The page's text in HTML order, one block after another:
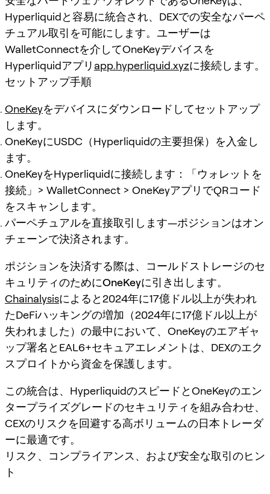
Hyperliquidと容易に統合され、DEXでの安全なパーペ
チュアル取引 を可能にします。ユーザーは
WalletConnectを介してOneKeyデバイスを
Hyperliquidアプリ app.hyperliquid.xyzに接続します。
セットアップ手順
OneKeyをデバイスにダウンロードしてセットアップ
します。
OneKeyにUSDC（Hyperliquidの主要担保）を入金し
ます。
OneKeyをHyperliquidに接続します：「ウォレットを
接続」> WalletConnect > OneKeyアプリでQRコード
をスキャンします。
パーペチュアルを直接取引します—ポジションはオン
チェーンで決済されます。
ポジションを決済する際は、コールドストレージのセ
キュリティのためにOneKeyに引き出します。
Chainalysisによると2024年に17億ドル以上が失われ
たDeFiハッキングの増加（2024年に17億ドル以上が
失われました）の最中において、OneKeyのエアギャ
ップ署名とEAL6+セキュアエレメントは、DEXのエク
スプロイトから資金を保護します。
この統合は、HyperliquidのスピードとOneKeyのエン
タープライズグレードのセキュリティを組み合わせ、
CEXのリスクを回避する高ボリュームの日本トレーダ
ーに最適です。
リスク、コンプライアンス、および安全な取引のヒン
ト